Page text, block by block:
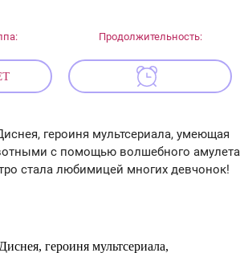
героиня мультсериала, умеющая
с помощью волшебного амулета
стала любимицей многих девчонок!
Продолжительность:
героиня мультсериала,